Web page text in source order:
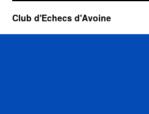
Club d'Echecs d'Avoine